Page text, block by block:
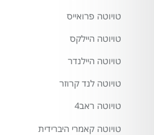
טויוטה פרואייס
טויוטה היילקס
טויוטה היילנדר
טויוטה לנד קרוזר
טויוטה ראב4
טויוטה קאמרי היברידית